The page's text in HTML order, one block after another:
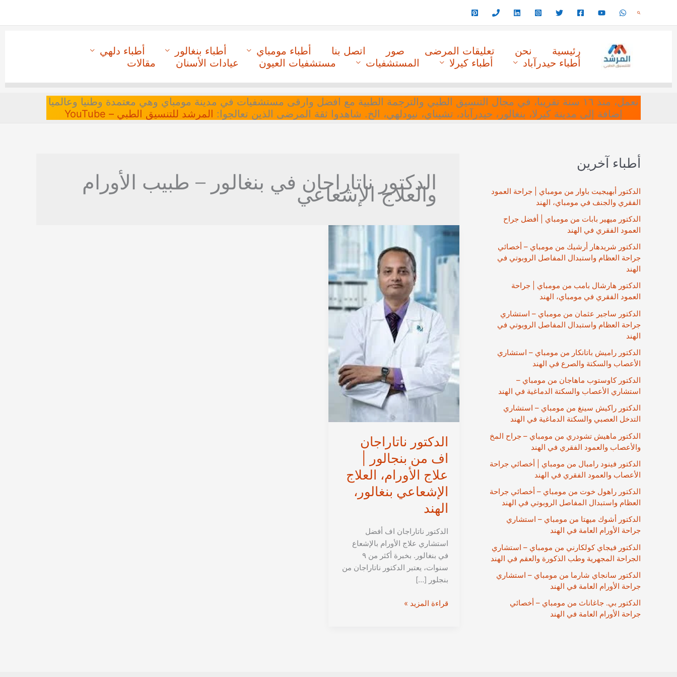
البحث
رئيسية نحن تعليقات المرضى صور اتصل بنا أطباء مومباي أطباء بنغالور
أطباء دلهي
أطباء حيدرآباد
أطباء كيرلا المستشفيات مستشفيات العيون عيادات الأسنان مقالات
نعمل، منذ ١٦ سنة تقريبا، في مجال التنسيق الطبي والترجمة الطبية مع افضل وارقى مستشفيات في مدينة مومباي وهي معتمدة وطنيا وعالميا
إضافة إلى مدينة كيرلا، بنغالور، حيدرآباد، تشيناي، نيودلهي، الخ. شاهدوا ثقة المرضى الذين تعالجوا: المرشد للتنسيق الطبي – YouTube
أطباء آخرين
الدكتور أبهيجيت باوار من مومباي | جراحة العمود
الفقري والجنف في مومباي، الهند
الدكتور ميهير بابات من مومباي | أفضل جراح
العمود الفقري في الهند
الدكتور شريدهار أرشيك من مومباي – أخصائي
جراحة العظام واستبدال المفاصل الروبوتي في
الهند
الدكتور هارشال بامب من مومباي | جراحة
العمود الفقري في مومباي، الهند
الدكتور ساجير عثمان من مومباي – استشاري
جراحة العظام واستبدال المفاصل الروبوتي في
الهند
الدكتور راميش باتانكار من مومباي – استشاري
الأعصاب والسكتة والصرع في الهند
الدكتور كاوستوب ماهاجان من مومباي –
استشاري الأعصاب والسكتة الدماغية في الهند
الدكتور راكيش سينغ من مومباي – استشاري
التدخل العصبي والسكتة الدماغية في الهند
الدكتور ماهيش تشودري من مومباي – جراح المخ
والأعصاب والعمود الفقري في الهند
الدكتور فينود رامبال من مومباي | أخصائي جراحة
الأعصاب والعمود الفقري في الهند
الدكتور راهول خوت من مومباي – أخصائي جراحة
العظام واستبدال المفاصل الروبوتي في الهند
الدكتور أشوك ميهتا من مومباي – استشاري
جراحة الأورام العامة في الهند
الدكتور فيجاي كولكارني من مومباي – استشاري
الجراحة المجهرية وطب الذكورة والعقم في الهند
الدكتور سانجاي شارما من مومباي – استشاري
جراحة الأورام العامة في الهند
الدكتور بي. جاغاناث من مومباي – أخصائي
جراحة الأورام العامة في الهند
الدكتور ناتاراجان في بنغالور – طبيب الأورام
والعلاج الإشعاعي
الدكتور ناتاراجان
اف من بنجالور |
علاج الأورام، العلاج
الإشعاعي بنغالور،
الهند
الدكتور ناتاراجان اف أفضل
استشاري علاج الأورام بالإشعاع
في بنغالور. بخبرة أكثر من ٩
سنوات، يعتبر الدكتور ناتاراجان من
بنجلور […]
الدكتور
قراءة المزيد »